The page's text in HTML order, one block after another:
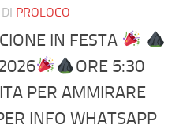
DI PROLOCO
IN FESTA
ORE 5:30
PER AMMIRARE
INFO WHATSAPP